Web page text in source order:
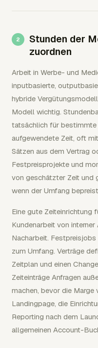
Stunden der
zuordnen
Arbeit in Werbe- und
inputbasierte,
hybride
Modell wichtig.
tatsächlich für
aufgewendete Zeit, oft
Sätzen aus dem Vertrag
Festpreisprojekte und
von geschätzter Zeit und
wenn der Umfang
Eine gute Zeiteinrichtung
Kundenarbeit von
Nacharbeit. Festpreisjobs
zum Umfang. Verträge
Zeitplan und einen
Zeiteinträge Anfragen
machen, bevor die Marge
Landingpage, die
Reporting nach dem
allgemeinen Account-